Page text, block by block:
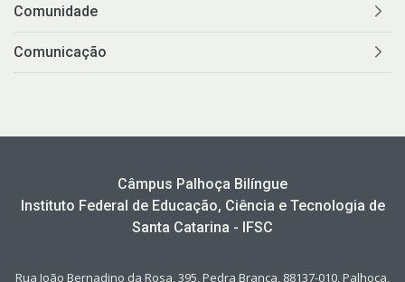
Comunidade
Comunicação
Câmpus Palhoça Bilíngue
Instituto Federal de Educação, Ciência e Tecnologia de
Santa Catarina - IFSC
Rua João Bernadino da Rosa, 395, Pedra Branca, 88137-010, Palhoça,